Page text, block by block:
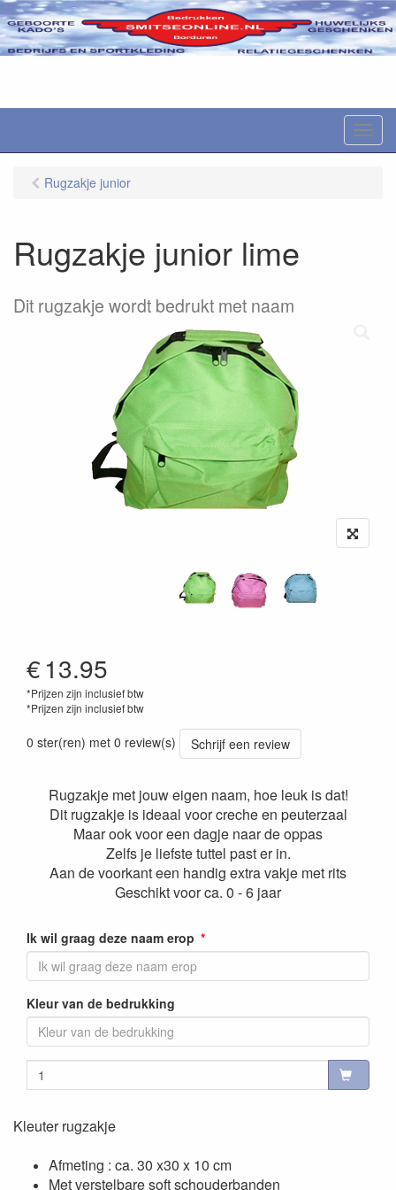
M
e
Rugzakje junior
Rugzakje junior lime
Dit rugzakje wordt bedrukt met naam
€13.95
*Prijzen zijn inclusief btw
*Prijzen zijn inclusief btw
0 ster(ren) met 0 review(s) Schrijf een review
Rugzakje met jouw eigen naam, hoe leuk is dat!
Dit rugzakje is ideaal voor creche en peuterzaal
Maar ook voor een dagje naar de oppas
Zelfs je liefste tuttel past er in.
Aan de voorkant een handig extra vakje met rits
Geschikt voor ca. 0 - 6 jaar
Ik wil graag deze naam erop
Kleur van de bedrukking
Kleuter rugzakje
Afmeting : ca. 30 x30 x 10 cm
Met verstelbare soft schouderbanden